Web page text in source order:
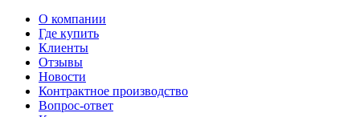
О компании
Где купить
Клиенты
Отзывы
Новости
Контрактное производство
Вопрос-ответ